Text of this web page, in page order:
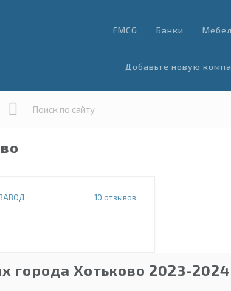
FMCG Банки
Добавьте новую
10 отзывов
города Хотьково 2023-